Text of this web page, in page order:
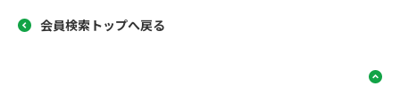
会員検索トップへ戻る